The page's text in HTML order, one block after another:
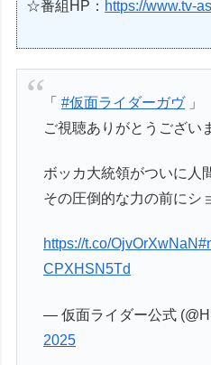
☆番組HP： https://www.tv-
「#仮面ライダーガヴ」
ご視聴ありがとうござい
ボッカ大統領がついに人
その圧倒的な力の前にシ
https://t.co/OjvOrXwNaN
CPXHSN5Td
— 仮面ライダー公式
2025